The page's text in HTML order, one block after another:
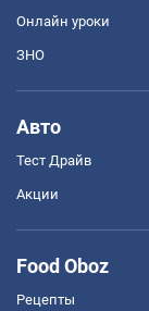
Онлайн уроки
ЗНО
Авто
Тест Драйв
Акции
Food Oboz
Рецепты